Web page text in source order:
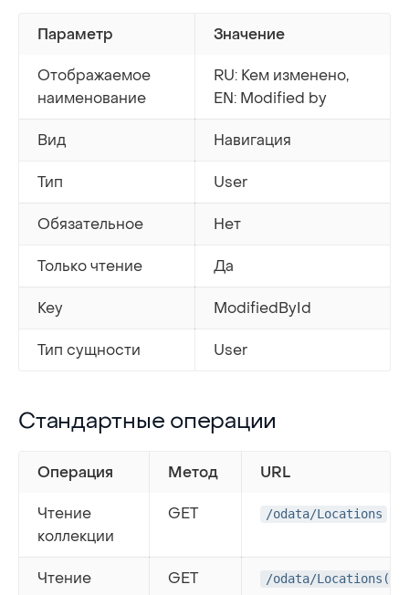
Параметр Значение
Отображаемое
наименование
RU: Кем изменено,
EN: Modified by
Вид Навигация
Тип User
Обязательное Нет
Только чтение Да
Key ModifiedById
Тип сущности User
Стандартные операции
Стандартные операции
Операция Метод URL
Чтение
коллекции
GET /odata/Locations
Чтение
GET /odata/